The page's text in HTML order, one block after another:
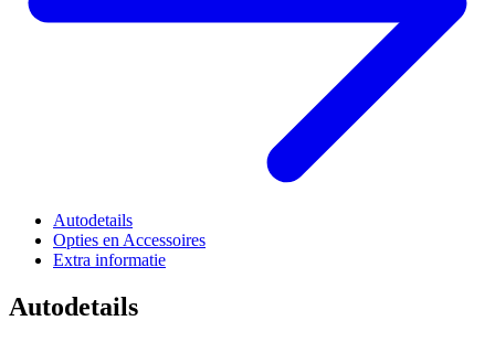
Autodetails
Opties en Accessoires
Extra informatie
Autodetails